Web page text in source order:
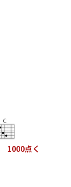
C
1000点く